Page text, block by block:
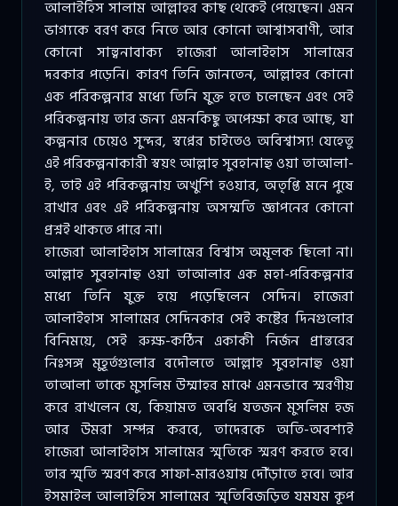
আলাইহিস সালাম আল্লাহর কাছ থেকেই পেয়েছেন। এমন
ভাগ্যকে বরণ করে নিতে আর কোনো আশ্বাসবাণী, আর
কোনো সান্ত্বনাবাক্য হাজেরা আলাইহাস সালামের
দরকার পড়েনি। কারণ তিনি জানতেন, আল্লাহর কোনো
এক পরিকল্পনার মধ্যে তিনি যুক্ত হতে চলেছেন এবং সেই
পরিকল্পনায় তার জন্য এমনকিছু অপেক্ষা করে আছে, যা
কল্পনার চেয়েও সুন্দর, স্বপ্নের চাইতেও অবিশ্বাস্য! যেহেতু
এই পরিকল্পনাকারী স্বয়ং আল্লাহ সুবহানাহু ওয়া তাআলা-
ই, তাই এই পরিকল্পনায় অখুশি হওয়ার, অতৃপ্তি মনে পুষে
রাখার এবং এই পরিকল্পনায় অসম্মতি জ্ঞাপনের কোনো
প্রশ্নই থাকতে পারে না।
হাজেরা আলাইহাস সালামের বিশ্বাস অমূলক ছিলো না।
আল্লাহ সুবহানাহু ওয়া তাআলার এক মহা-পরিকল্পনার
মধ্যে তিনি যুক্ত হয়ে পড়েছিলেন সেদিন। হাজেরা
আলাইহাস সালামের সেদিনকার সেই কষ্টের দিনগুলোর
বিনিময়ে, সেই রুক্ষ-কঠিন একাকী নির্জন প্রান্তরের
নিঃসঙ্গ মুহূর্তগুলোর বদৌলতে আল্লাহ সুবহানাহু ওয়া
তাআলা তাকে মুসলিম উম্মাহর মাঝে এমনভাবে স্মরণীয়
করে রাখলেন যে, কিয়ামত অবধি যতজন মুসলিম হজ
আর উমরা সম্পন্ন করবে, তাদেরকে অতি-অবশ্যই
হাজেরা আলাইহাস সালামের স্মৃতিকে স্মরণ করতে হবে।
তার স্মৃতি স্মরণ করে সাফা-মারওয়ায় দৌঁড়াতে হবে। আর
ইসমাইল আলাইহিস সালামের স্মৃতিবিজড়িত যমযম কূপ